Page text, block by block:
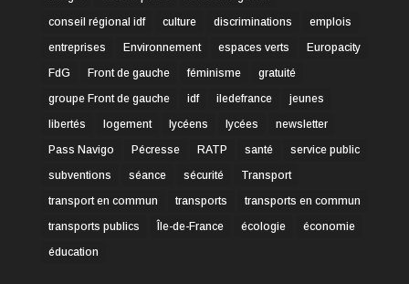
conseil régional idf
culture discriminations
emplois
entreprises
Environnement espaces verts
Europacity
FdG
Front de gauche féminisme
gratuité
groupe Front de gauche
idf iledefrance
jeunes
libertés
logement lycéens lycées
newsletter
Pass Navigo
Pécresse RATP santé
service public
subventions
séance sécurité
Transport
transport en commun
transports
transports en commun
transports publics
Île-de-France écologie
économie
éducation